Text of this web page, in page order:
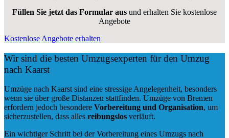
Füllen Sie jetzt das Formular aus und erhalten Sie kostenlose
Angebote
Kostenlose Angebote erhalten
Wir sind die besten Umzugsexperten für den Umzug
nach Kaarst
Umzüge nach Kaarst sind eine stressige Angelegenheit, besonders
wenn sie über große Distanzen stattfinden. Umzüge von Bremen
erfordern jedoch besondere Vorbereitung und Organisation, um
sicherzustellen, dass alles reibungslos verläuft.
Ein wichtiger Schritt bei der Vorbereitung eines Umzugs nach